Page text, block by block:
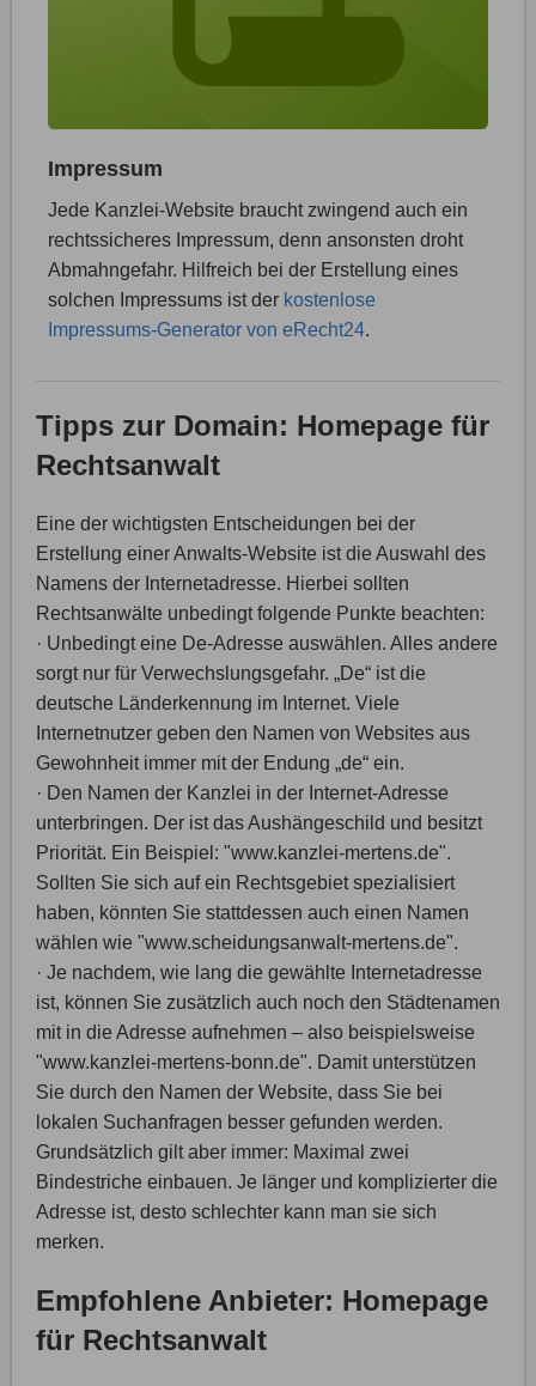
Impressum
Jede Kanzlei-Website braucht zwingend auch ein
rechtssicheres Impressum, denn ansonsten droht
Abmahngefahr. Hilfreich bei der Erstellung eines
solchen Impressums ist der kostenlose
Impressums-Generator von eRecht24.
Tipps zur Domain: Homepage für
Rechtsanwalt
Eine der wichtigsten Entscheidungen bei der
Erstellung einer Anwalts-Website ist die Auswahl des
Namens der Internetadresse. Hierbei sollten
Rechtsanwälte unbedingt folgende Punkte beachten:
· Unbedingt eine De-Adresse auswählen. Alles andere
sorgt nur für Verwechslungsgefahr. „De“ ist die
deutsche Länderkennung im Internet. Viele
Internetnutzer geben den Namen von Websites aus
Gewohnheit immer mit der Endung „de“ ein.
· Den Namen der Kanzlei in der Internet-Adresse
unterbringen. Der ist das Aushängeschild und besitzt
Priorität. Ein Beispiel: "www.kanzlei-mertens.de".
Sollten Sie sich auf ein Rechtsgebiet spezialisiert
haben, könnten Sie stattdessen auch einen Namen
wählen wie "www.scheidungsanwalt-mertens.de".
· Je nachdem, wie lang die gewählte Internetadresse
ist, können Sie zusätzlich auch noch den Städtenamen
mit in die Adresse aufnehmen – also beispielsweise
"www.kanzlei-mertens-bonn.de". Damit unterstützen
Sie durch den Namen der Website, dass Sie bei
lokalen Suchanfragen besser gefunden werden.
Grundsätzlich gilt aber immer: Maximal zwei
Bindestriche einbauen. Je länger und komplizierter die
Adresse ist, desto schlechter kann man sie sich
merken.
Empfohlene Anbieter: Homepage
für Rechtsanwalt